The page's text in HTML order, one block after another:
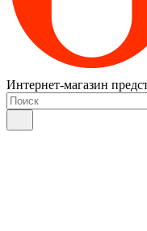
Интернет-магазин